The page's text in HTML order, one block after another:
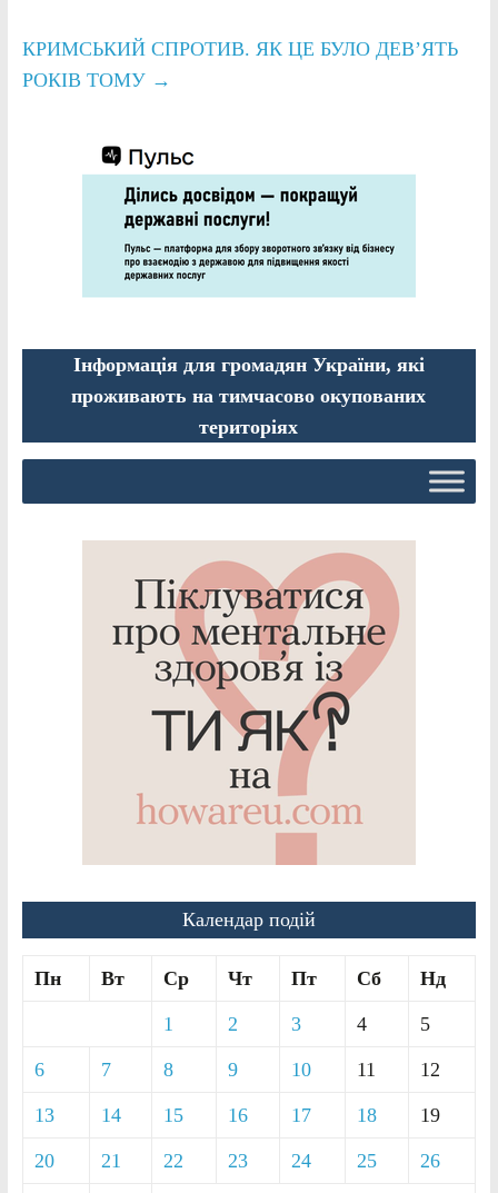
КРИМСЬКИЙ СПРОТИВ. ЯК ЦЕ БУЛО ДЕВ’ЯТЬ
РОКІВ ТОМУ →
Інформація для громадян України, які
проживають на тимчасово окупованих
територіях
Календар подій
Пн Вт Ср Чт Пт Сб Нд
1 2 3 4 5
6 7 8 9 10 11 12
13 14 15 16 17 18 19
20 21 22 23 24 25 26